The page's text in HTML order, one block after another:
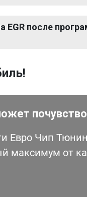
EGR после
Евро Чип
максимум от